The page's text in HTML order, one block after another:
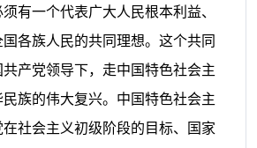
有一个代表广大人民根本利益、
各族人民的共同理想。这个共同
产党领导下，走中国特色社会主
族的伟大复兴。中国特色社会主
社会主义初级阶段的目标、国家